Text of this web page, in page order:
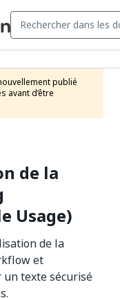
publié
avant d’être
de la
Usage)
de la
et
texte sécurisé